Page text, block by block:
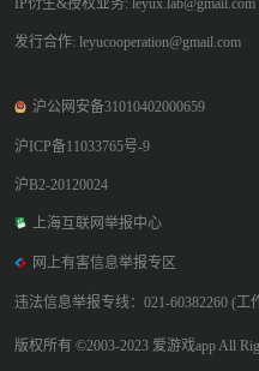
IP衍生&授权业务: leyux.lab@gmail.com
发行合作: leyucooperation@gmail.com
沪公网安备31010402000659
沪ICP备11033765号-9
沪B2-20120024
上海互联网举报中心
网上有害信息举报专区
违法信息举报专线：021-60382260 (工
版权所有 ©2003-2023 爱游戏app All